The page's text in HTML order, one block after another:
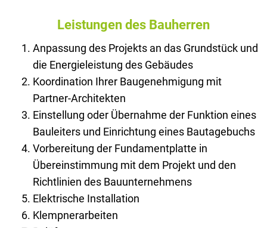
Leistungen des Bauherren
Anpassung des Projekts an das Grundstück und
die Energieleistung des Gebäudes
Koordination Ihrer Baugenehmigung mit
Partner-Architekten
Einstellung oder Übernahme der Funktion eines
Bauleiters und Einrichtung eines Bautagebuchs
Vorbereitung der Fundamentplatte in
Übereinstimmung mit dem Projekt und den
Richtlinien des Bauunternehmens
Elektrische Installation
Klempnerarbeiten